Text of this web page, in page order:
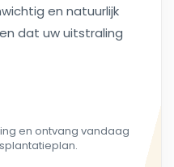
en natuurlijk
dat uw uitstraling
en ontvang vandaag